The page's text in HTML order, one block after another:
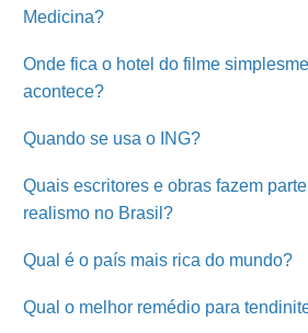
Medicina?
Onde fica o hotel do filme
acontece?
Quando se usa o ING?
Quais escritores e obras fazem
realismo no Brasil?
Qual é o país mais rica do mundo?
Qual o melhor remédio para